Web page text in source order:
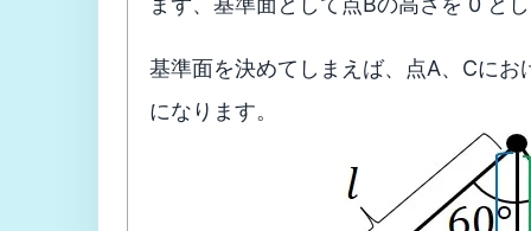
基準面を決めてしまえば、点A、Cに
になります。